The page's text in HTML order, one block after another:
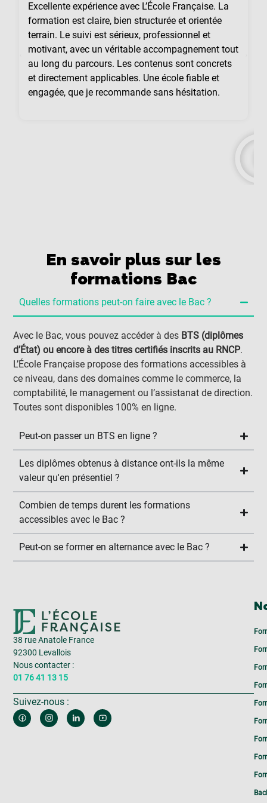
Excellente expérience avec L’École Française. La
formation est claire, bien structurée et orientée
terrain. Le suivi est sérieux, professionnel et
motivant, avec un véritable accompagnement tout
au long du parcours. Les contenus sont concrets
et directement applicables. Une école fiable et
engagée, que je recommande sans hésitation.
En savoir plus sur les
formations Bac
Quelles formations peut-on faire avec le Bac ?
Avec le Bac, vous pouvez accéder à des BTS (diplômes
d’État) ou encore à des titres certifiés inscrits au RNCP.
L’École Française propose des formations accessibles à
ce niveau, dans des domaines comme le commerce, la
comptabilité, le management ou l’assistanat de direction.
Toutes sont disponibles 100% en ligne.
Peut-on passer un BTS en ligne ?
Les diplômes obtenus à distance ont-ils la même
valeur qu'en présentiel ?
Combien de temps durent les formations
accessibles avec le Bac ?
Peut-on se former en alternance avec le Bac ?
38 rue Anatole France
92300 Levallois
Nous contacter :
01 76 41 13 15
Suivez-nous :